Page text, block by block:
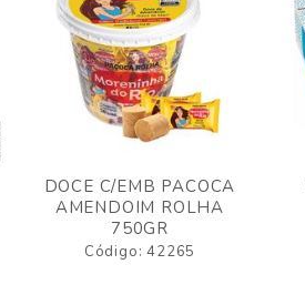
DOCE C/EMB PACOCA
AMENDOIM ROLHA
750GR
Código: 42265